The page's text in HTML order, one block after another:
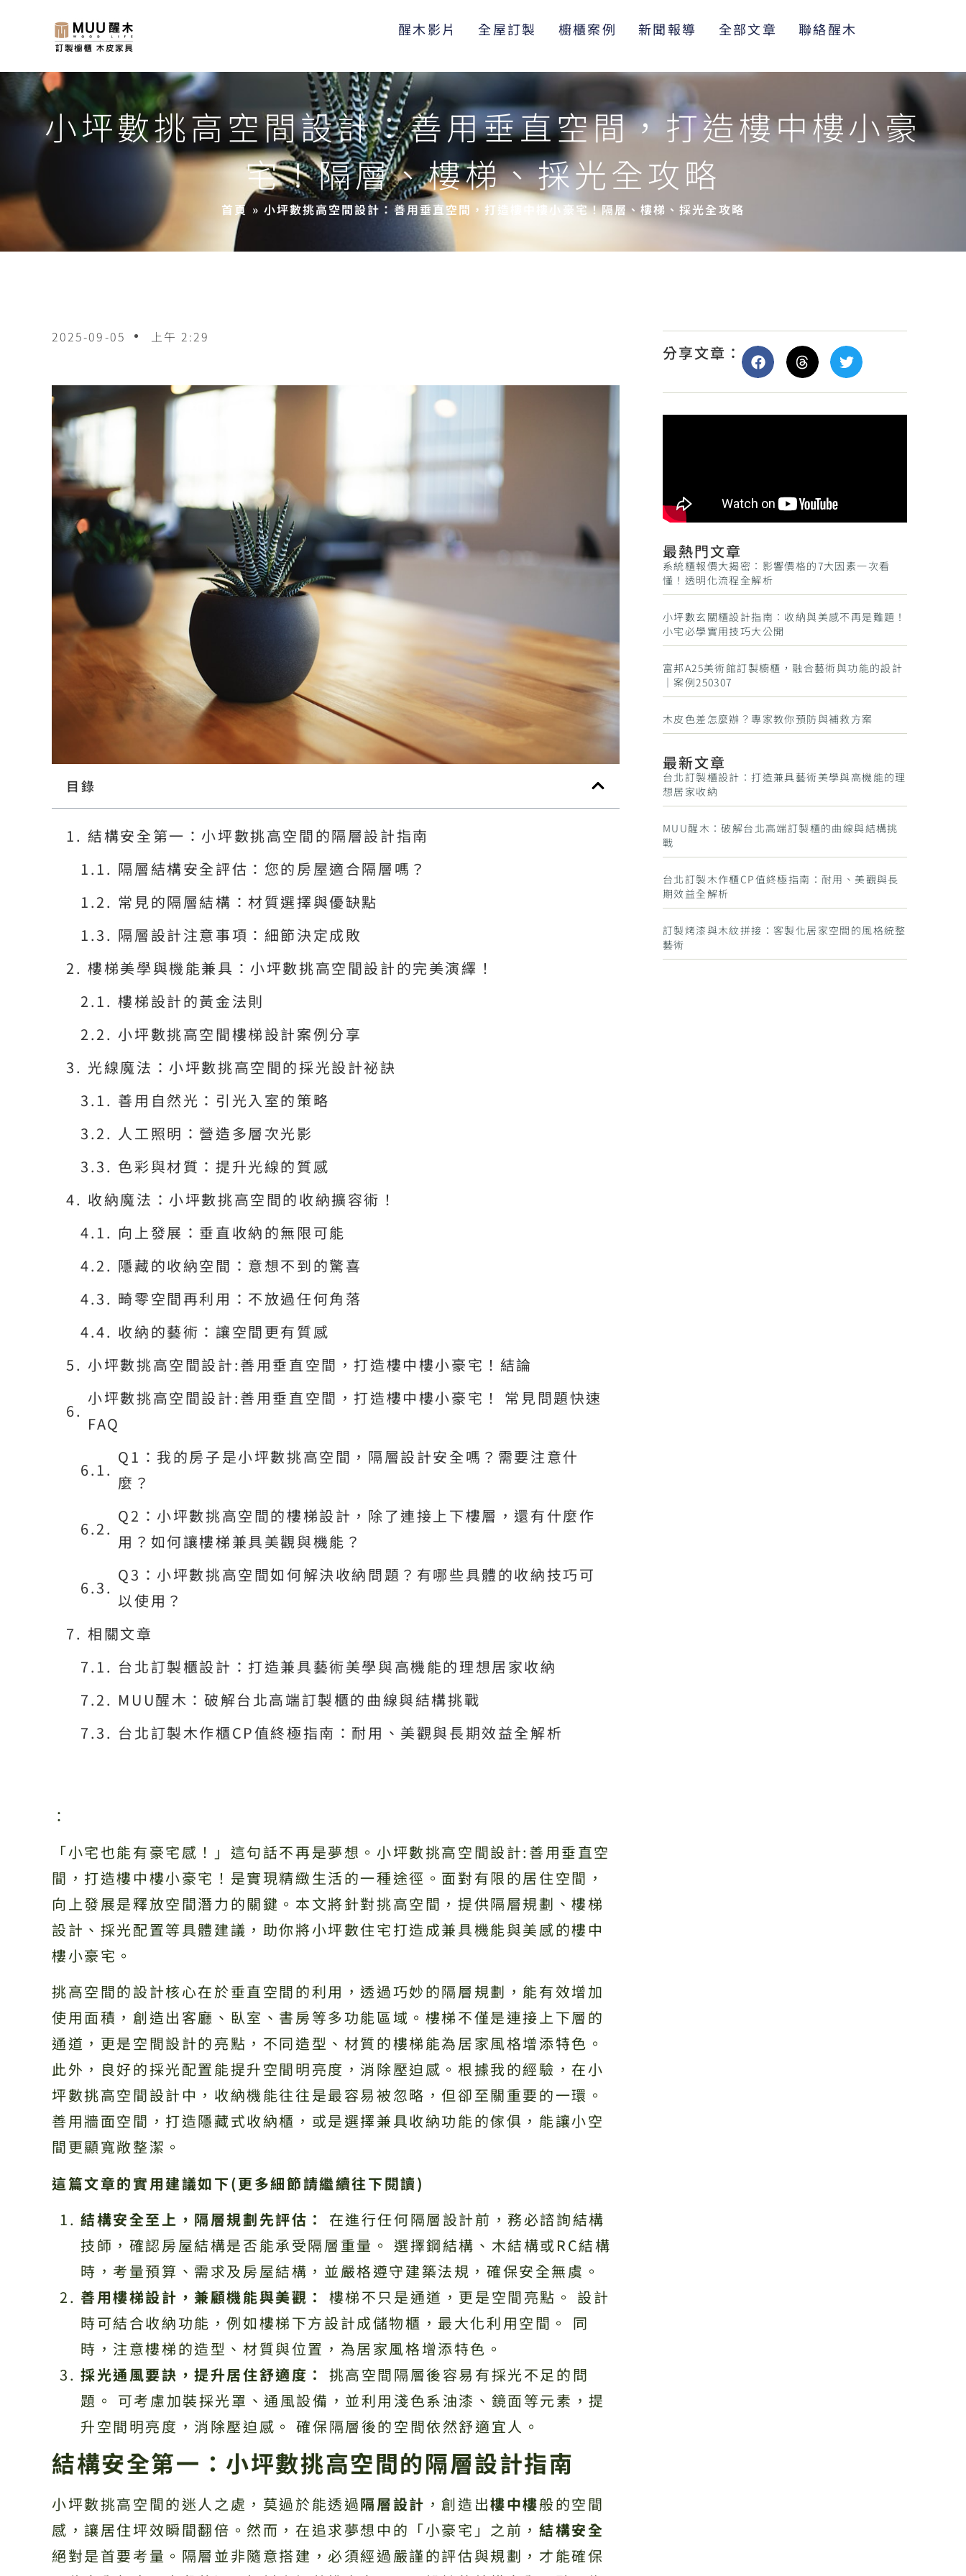
醒木影片 全屋訂製 櫥櫃案例 新聞報導 全部文章 聯絡醒木
小坪數挑高空間設計：善用垂直空間，打造樓中樓小豪
宅！隔層、樓梯、採光全攻略
首頁 » 小坪數挑高空間設計：善用垂直空間，打造樓中樓小豪宅！隔層、樓梯、採光全攻略
2025-09-05 上午 2:29
目錄
結構安全第一：小坪數挑高空間的隔層設計指南
隔層結構安全評估：您的房屋適合隔層嗎？
常見的隔層結構：材質選擇與優缺點
隔層設計注意事項：細節決定成敗
樓梯美學與機能兼具：小坪數挑高空間設計的完美演繹！
樓梯設計的黃金法則
小坪數挑高空間樓梯設計案例分享
光線魔法：小坪數挑高空間的採光設計祕訣
善用自然光：引光入室的策略
人工照明：營造多層次光影
色彩與材質：提升光線的質感
收納魔法：小坪數挑高空間的收納擴容術！
向上發展：垂直收納的無限可能
隱藏的收納空間：意想不到的驚喜
畸零空間再利用：不放過任何角落
收納的藝術：讓空間更有質感
小坪數挑高空間設計:善用垂直空間，打造樓中樓小豪宅！結論
小坪數挑高空間設計:善用垂直空間，打造樓中樓小豪宅！ 常見問題快速
FAQ
Q1：我的房子是小坪數挑高空間，隔層設計安全嗎？需要注意什
麼？
Q2：小坪數挑高空間的樓梯設計，除了連接上下樓層，還有什麼作
用？如何讓樓梯兼具美觀與機能？
Q3：小坪數挑高空間如何解決收納問題？有哪些具體的收納技巧可
以使用？
相關文章
台北訂製櫃設計：打造兼具藝術美學與高機能的理想居家收納
MUU醒木：破解台北高端訂製櫃的曲線與結構挑戰
台北訂製木作櫃CP值終極指南：耐用、美觀與長期效益全解析
：
「小宅也能有豪宅感！」這句話不再是夢想。小坪數挑高空間設計:善用垂直空
間，打造樓中樓小豪宅！是實現精緻生活的一種途徑。面對有限的居住空間，
向上發展是釋放空間潛力的關鍵。本文將針對挑高空間，提供隔層規劃、樓梯
設計、採光配置等具體建議，助你將小坪數住宅打造成兼具機能與美感的樓中
樓小豪宅。
挑高空間的設計核心在於垂直空間的利用，透過巧妙的隔層規劃，能有效增加
使用面積，創造出客廳、臥室、書房等多功能區域。樓梯不僅是連接上下層的
通道，更是空間設計的亮點，不同造型、材質的樓梯能為居家風格增添特色。
此外，良好的採光配置能提升空間明亮度，消除壓迫感。根據我的經驗，在小
坪數挑高空間設計中，收納機能往往是最容易被忽略，但卻至關重要的一環。
善用牆面空間，打造隱藏式收納櫃，或是選擇兼具收納功能的傢俱，能讓小空
間更顯寬敞整潔。
這篇文章的實用建議如下(更多細節請繼續往下閱讀)
結構安全至上，隔層規劃先評估：
在進行任何隔層設計前，務必諮詢結構
技師，確認房屋結構是否能承受隔層重量。 選擇鋼結構、木結構或RC結構
時，考量預算、需求及房屋結構，並嚴格遵守建築法規，確保安全無虞。
善用樓梯設計，兼顧機能與美觀：
樓梯不只是通道，更是空間亮點。 設計
時可結合收納功能，例如樓梯下方設計成儲物櫃，最大化利用空間。 同
時，注意樓梯的造型、材質與位置，為居家風格增添特色。
採光通風要訣，提升居住舒適度：
挑高空間隔層後容易有採光不足的問
題。 可考慮加裝採光罩、通風設備，並利用淺色系油漆、鏡面等元素，提
升空間明亮度，消除壓迫感。 確保隔層後的空間依然舒適宜人。
結構安全第一：小坪數挑高空間的隔層設計指南
小坪數挑高空間的迷人之處，莫過於能透過隔層設計 ，創造出樓中樓般的空間
感，讓居住坪效瞬間翻倍。然而，在追求夢想中的「小豪宅」之前，結構安全
絕對是首要考量。隔層並非隨意搭建，必須經過嚴謹的評估與規劃，才能確保
分享文章：
最熱門文章
系統櫃報價大揭密：影響價格的7大因素一次看
懂！透明化流程全解析
小坪數玄關櫃設計指南：收納與美感不再是難題！
小宅必學實用技巧大公開
富邦A25美術館訂製櫥櫃，融合藝術與功能的設計
｜案例250307
木皮色差怎麼辦？專家教你預防與補救方案
最新文章
台北訂製櫃設計：打造兼具藝術美學與高機能的理
想居家收納
MUU醒木：破解台北高端訂製櫃的曲線與結構挑
戰
台北訂製木作櫃CP值終極指南：耐用、美觀與長
期效益全解析
訂製烤漆與木紋拼接：客製化居家空間的風格統整
藝術